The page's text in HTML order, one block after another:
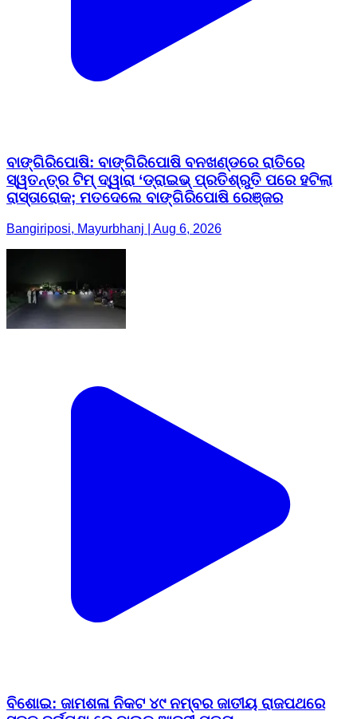
ବାଙ୍ଗିରିପୋଷି: ବାଙ୍ଗିରିପୋଷି ବନଖଣ୍ଡରେ ରାତିରେ
ସ୍ୱତନ୍ତ୍ର ଟିମ୍ ଦ୍ୱାରା ‘ଡ୍ରାଇଭ୍ ପ୍ରତିଶ୍ରୁତି ପରେ ହଟିଲା
ରାସ୍ତାରୋକ; ମତଦେଲେ ବାଙ୍ଗିରିପୋଷି ରେଞ୍ଜର
Bangiriposi, Mayurbhanj | Aug 6, 2026
ବିଶୋଇ: ଜାମଶଳା ନିକଟ ୪୯ ନମ୍ବର ଜାତୀୟ ରାଜପଥରେ